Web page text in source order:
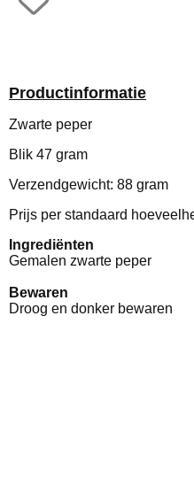
Productinformatie
Zwarte peper
Blik 47 gram
Verzendgewicht: 88 gram
Prijs per standaard
Ingrediënten
Gemalen zwarte peper
Bewaren
Droog en donker bewaren